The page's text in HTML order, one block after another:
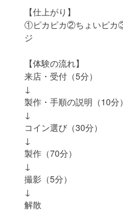
【仕上がり】
①ピカピカ②ちょいピカ
ジ
【体験の流れ】
来店・受付（5分）
↓
製作・手順の説明（10分）
↓
コイン選び（30分）
↓
製作（70分）
↓
撮影（5分）
↓
解散